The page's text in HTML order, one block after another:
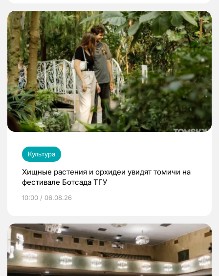
Культура
Хищные растения и орхидеи увидят томичи на
фестивале Ботсада ТГУ
10:00 / 06.08.26